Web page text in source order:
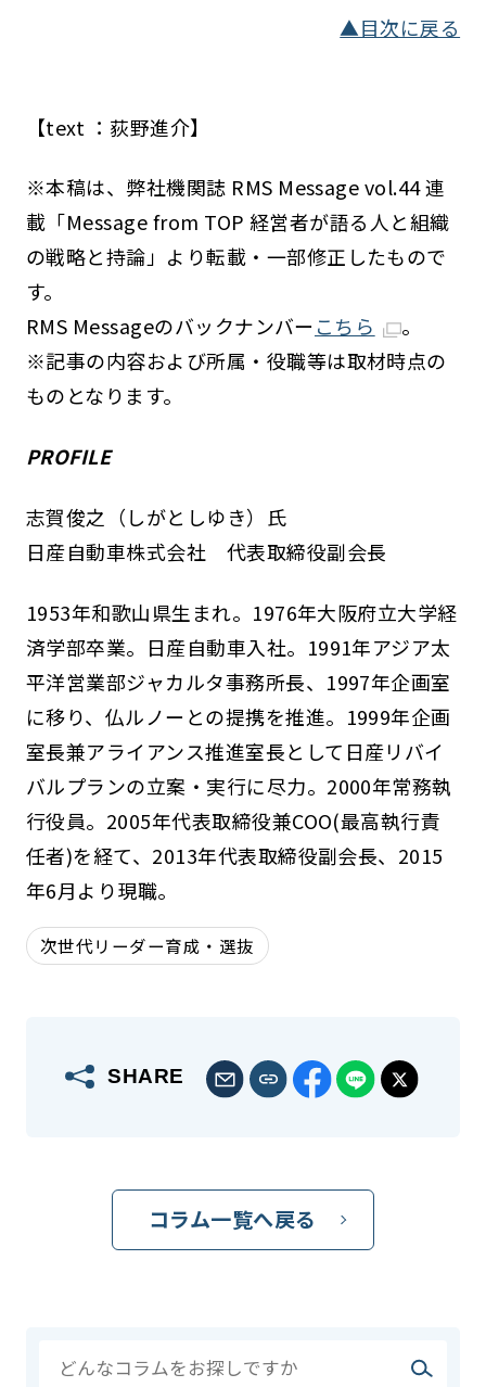
▲目次に戻る
【text ：荻野進介】
※本稿は、弊社機関誌 RMS Message vol.44 連
載「Message from TOP 経営者が語る人と組織
の戦略と持論」より転載・一部修正したもので
す。
RMS Messageのバックナンバー こちら
。
※記事の内容および所属・役職等は取材時点の
ものとなります。
PROFILE
志賀俊之（しがとしゆき）氏
日産自動車株式会社 代表取締役副会長
1953年和歌山県生まれ。1976年大阪府立大学経
済学部卒業。日産自動車入社。1991年アジア太
平洋営業部ジャカルタ事務所長、1997年企画室
に移り、仏ルノーとの提携を推進。1999年企画
室長兼アライアンス推進室長として日産リバイ
バルプランの立案・実行に尽力。2000年常務執
行役員。2005年代表取締役兼COO(最高執行責
任者)を経て、2013年代表取締役副会長、2015
年6月より現職。
次世代リーダー育成・選抜
SHARE
コラム一覧へ戻る